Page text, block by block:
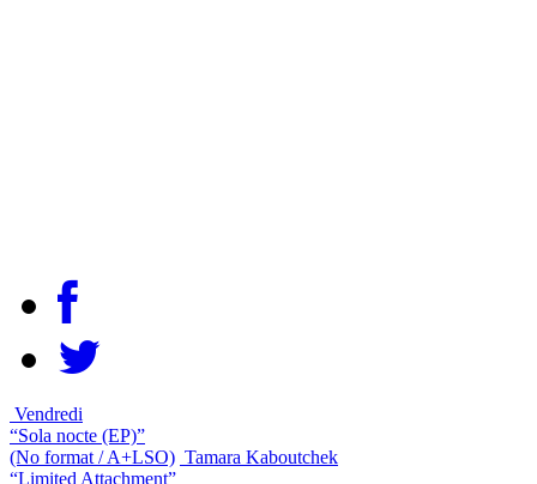
Vendredi
“Sola nocte (EP)”
(No format / A+LSO) Tamara Kaboutchek
“Limited Attachment”